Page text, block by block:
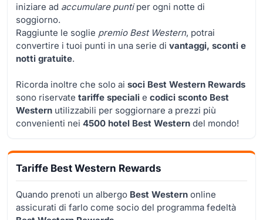
iniziare ad accumulare puntiper ogni notte di
soggiorno.
Raggiunte le soglie premio Best Western, potrai
convertire i tuoi punti in una serie di vantaggi, sconti e
notti gratuite.
Ricorda inoltre che solo ai soci Best Western Rewards
sono riservate tariffe speciali e codici sconto Best
Western utilizzabili per soggiornare a prezzi più
convenienti nei 4500 hotel Best Western del mondo!
Tariffe Best Western Rewards
Quando prenoti un albergo Best Western online
assicurati di farlo come socio del programma fedeltà